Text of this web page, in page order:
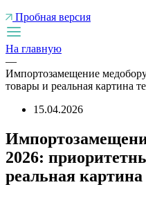
Пробная версия
На главную
—
Импортозамещение
товары и реальная картина
15.04.2026
2026:
реальная картина